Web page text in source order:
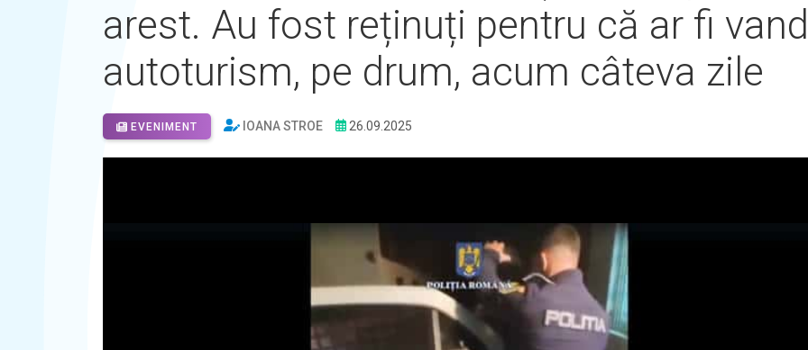
arest. Au fost reținuți pentru că ar fi
autoturism, pe drum, acum câteva zile
EVENIMENT IOANA STROE 26.09.2025